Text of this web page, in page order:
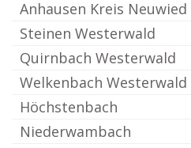
Anhausen Kreis Neuwied
Steinen Westerwald
Quirnbach Westerwald
Welkenbach Westerwald
Höchstenbach
Niederwambach